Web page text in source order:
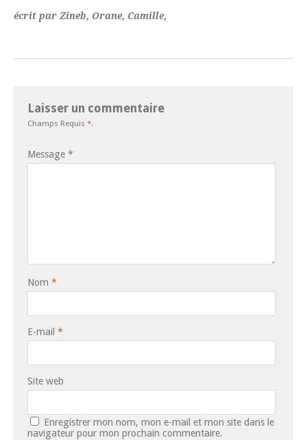
écrit par Zineb, Orane, Camille,
Laisser un commentaire
Champs Requis *.
Message *
Nom *
E-mail *
Site web
Enregistrer mon nom, mon e-mail et mon site dans le
navigateur pour mon prochain commentaire.